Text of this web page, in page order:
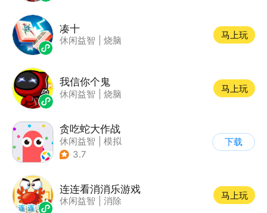
凑十
休闲益智 烧脑
马上玩
我信你个鬼
休闲益智 烧脑
马上玩
贪吃蛇大作战
休闲益智
模拟
| 贪吃蛇
3.7
下载
连连看消消乐游戏
休闲益智 消除
马上玩